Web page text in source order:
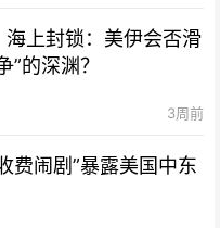
海上封锁：美伊会否滑
”的深渊？
3周前
费闹剧”暴露美国中东